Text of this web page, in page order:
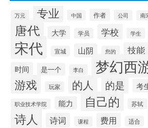
万元 专业 中国 作者 公司 南
唐代 大学 学员 学校 学生
宋代 宣城 山阴 您的 技能
时间 是一个 李白 梦幻西
游戏 玩家 的人 的是 考
职业技术学院 能力 自己的 苏轼
诗人 诗词 课程 费用 适合